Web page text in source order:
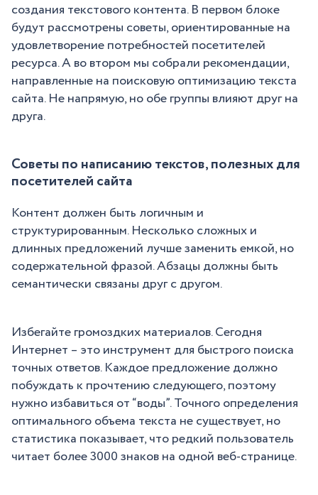
создания текстового контента. В первом блоке
будут рассмотрены советы, ориентированные на
удовлетворение потребностей посетителей
ресурса. А во втором мы собрали рекомендации,
направленные на поисковую оптимизацию текста
сайта. Не напрямую, но обе группы влияют друг на
друга.
Советы по написанию текстов, полезных для
посетителей сайта
Контент должен быть логичным и
структурированным. Несколько сложных и
длинных предложений лучше заменить емкой, но
содержательной фразой. Абзацы должны быть
семантически связаны друг с другом.
Избегайте громоздких материалов. Сегодня
Интернет – это инструмент для быстрого поиска
точных ответов. Каждое предложение должно
побуждать к прочтению следующего, поэтому
нужно избавиться от “воды”. Точного определения
оптимального объема текста не существует, но
статистика показывает, что редкий пользователь
читает более 3000 знаков на одной веб-странице.